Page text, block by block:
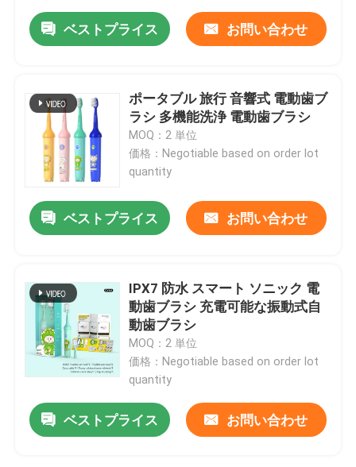
ベストプライス お問い合わせ
ポータブル 旅行 音響式 電動歯ブ
ラシ 多機能洗浄 電動歯ブラシ
MOQ：2 単位
価格：Negotiable based on order lot
quantity
ベストプライス お問い合わせ
IPX7 防水 スマート ソニック 電
動歯ブラシ 充電可能な振動式自
動歯ブラシ
MOQ：2 単位
価格：Negotiable based on order lot
quantity
ベストプライス お問い合わせ